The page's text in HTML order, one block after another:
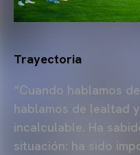
Trayectoria
“Cuando hablamos
hablamos de lealtad
incalculable. Ha
situación: ha sido